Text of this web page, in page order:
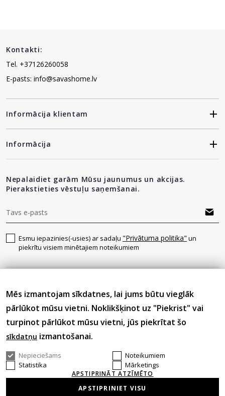
Kontakti:
Tel. +37126260058
E-pasts: info@savashome.lv
Informācija klientam
Informācija
Nepalaidiet garām Mūsu jaunumus un akcijas.
Pierakstieties vēstuļu saņemšanai.
Esmu iepazinies(-usies) ar sadaļu "Privātuma politika" un
piekrītu visiem minētajiem noteikumiem
© 2026 Visas tiesības aizsargātas.
Mēs izmantojam sīkdatnes, lai jums būtu vieglāk
pārlūkot mūsu vietni. Noklikšķinot uz "Piekrist" vai
turpinot pārlūkot mūsu vietni, jūs piekrītat šo
sīkdatņu izmantošanai.
Nepieciešams
Noteikumiem
Statistika
Mārketings
APSTIPRINĀT ATZĪMĒTO
APSTIPRINIET VISU